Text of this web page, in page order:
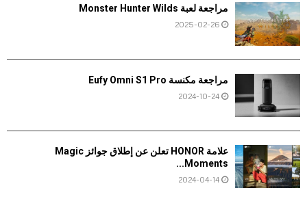
مراجعة لعبة Monster Hunter Wilds
2025-02-26
مراجعة مكنسة Eufy Omni S1 Pro
2024-10-24
علامة HONOR تعلن عن إطلاق جوائز Magic
Moments...
2024-04-14